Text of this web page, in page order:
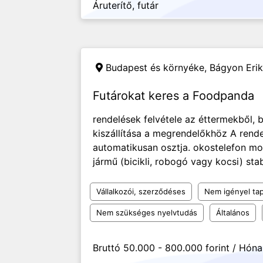
Áruterítő, futár
Budapest és környéke, Bágyon
Futárokat keres a Foodpanda
rendelések felvétele az éttermekből,
kiszállítása a megrendelőkhöz A
automatikusan osztja. okostelefon
jármű (bicikli, robogó vagy kocsi)
Vállalkozói, szerződéses Nem igényel
Nem szükséges nyelvtudás Általános
Bruttó 50.000 - 800.000 forint /